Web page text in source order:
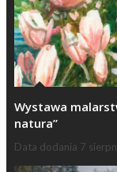
Wystawa
natura”
Data dodania 7